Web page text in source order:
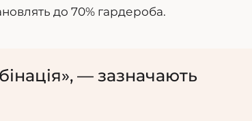
до 70% гардероба.
— зазначають